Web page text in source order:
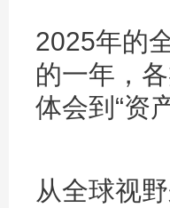
2025年的
的一年，
体会到“资
从全球视